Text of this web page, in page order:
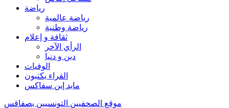
رياضة
رياضة عالمية
رياضة وطنية
ثقافة و إعلام
الرأي الآخر
دين و دنيا
الوفيات
القراء يكتبون
مايد إين سفاكس
موقع الصحفيين التونسيين بصفاقس